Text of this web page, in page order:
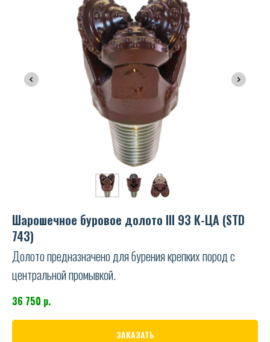
Шарошечное буровое долото III 93 К-ЦА (STD
743)
Долото предназначено для бурения крепких пород с
центральной промывкой.
36 750 р.
ЗАКАЗАТЬ